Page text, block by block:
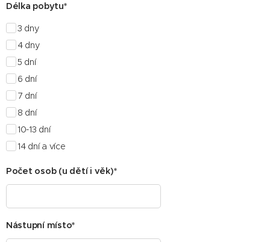
Délka pobytu*
3 dny
4 dny
5 dní
6 dní
7 dní
8 dní
10-13 dní
14 dní a více
Počet osob (u dětí i věk)*
Nástupní místo*